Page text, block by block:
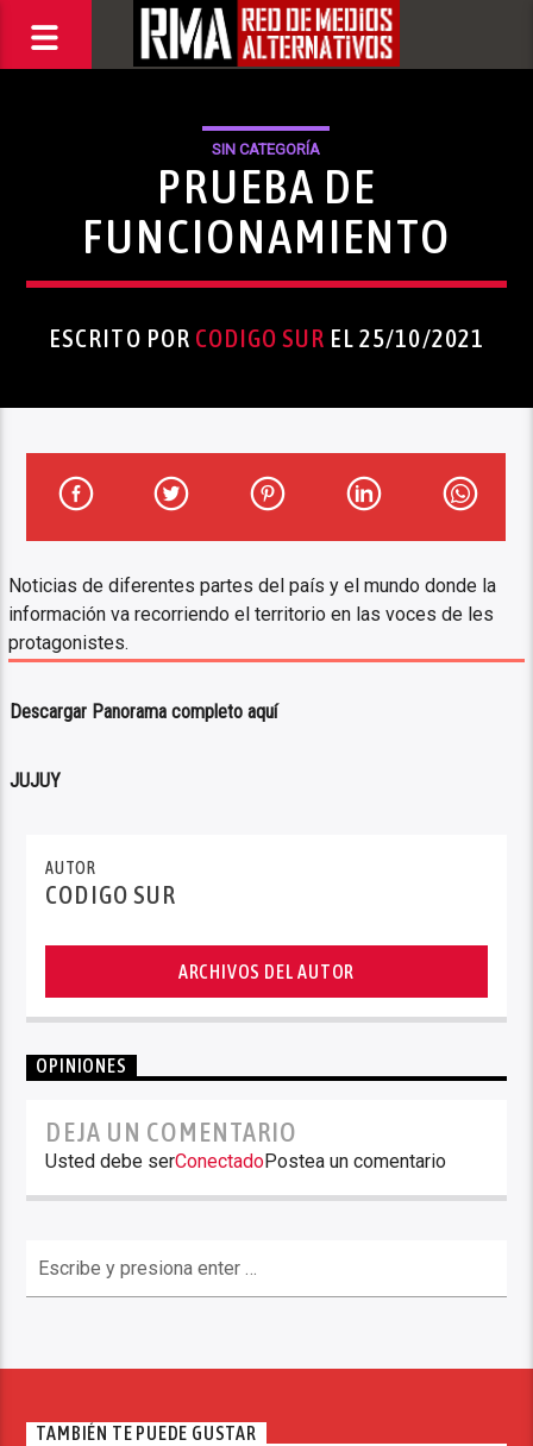
SIN CATEGORÍA
PRUEBA DE
FUNCIONAMIENTO
ESCRITO POR CODIGO SUR EL 25/10/2021
Noticias de diferentes partes del país y el mundo donde la
información va recorriendo el territorio en las voces de les
protagonistes.
Descargar Panorama completo aquí
JUJUY
AUTOR
CODIGO SUR
ARCHIVOS DEL AUTOR
OPINIONES
DEJA UN COMENTARIO
Usted debe serConectadoPostea un comentario
TAMBIÉN TE PUEDE GUSTAR